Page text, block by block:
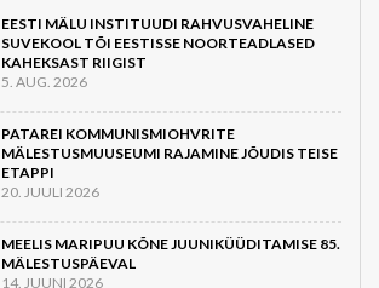
EESTI MÄLU INSTITUUDI RAHVUSVAHELINE
SUVEKOOL TÕI EESTISSE NOORTEADLASED
KAHEKSAST RIIGIST
5. AUG. 2026
PATAREI KOMMUNISMIOHVRITE
MÄLESTUSMUUSEUMI RAJAMINE JÕUDIS TEISE
ETAPPI
20. JUULI 2026
MEELIS MARIPUU KÕNE JUUNIKÜÜDITAMISE 85.
MÄLESTUSPÄEVAL
14. JUUNI 2026